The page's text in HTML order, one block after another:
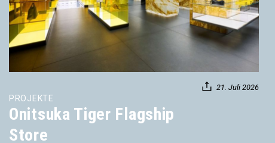
21. Juli 2026
PROJEKTE
Onitsuka Tiger Flagship
Store